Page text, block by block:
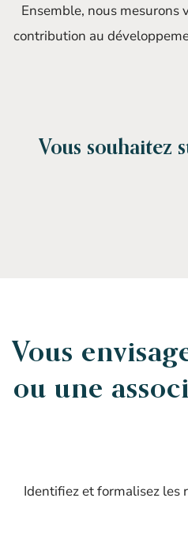
Ensemble, nous mesurons
contribution au
Vous souhaitez
Vous
ou une
Identifiez et formalisez les